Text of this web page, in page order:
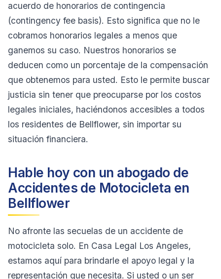
acuerdo de honorarios de contingencia
(contingency fee basis). Esto significa que no le
cobramos honorarios legales a menos que
ganemos su caso. Nuestros honorarios se
deducen como un porcentaje de la compensación
que obtenemos para usted. Esto le permite buscar
justicia sin tener que preocuparse por los costos
legales iniciales, haciéndonos accesibles a todos
los residentes de Bellflower, sin importar su
situación financiera.
Hable hoy con un abogado de
Accidentes de Motocicleta en
Bellflower
No afronte las secuelas de un accidente de
motocicleta solo. En Casa Legal Los Angeles,
estamos aquí para brindarle el apoyo legal y la
representación que necesita. Si usted o un ser